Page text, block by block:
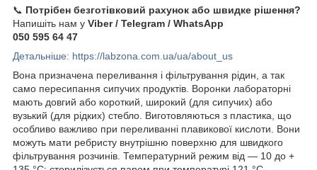
📞 Потрібен безготівковий рахунок або швидке рішення?
Напишіть нам у Viber / Telegram / WhatsApp
050 595 64 47
Детальніше: https://labzona.com.ua/ua/about_us
Вона призначена переливання і фільтрування рідин, а так
само пересипання сипучих продуктів. Воронки лабораторні
мають довгий або короткий, широкий (для сипучих) або
вузький (для рідких) стебло. Виготовляються з пластика, що
особливо важливо при переливанні плавикової кислоти. Вони
можуть мати ребристу внутрішню поверхню для швидкого
фільтрування розчинів. Температурний режим від — 10 до +